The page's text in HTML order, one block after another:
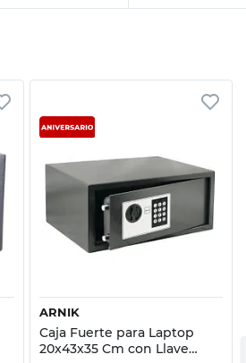
Vista rápida
ARNIK
Caja Fuerte para Laptop
20x43x35 Cm con Llave